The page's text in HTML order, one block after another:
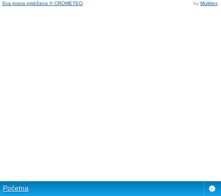
Sva prava pridržana © CROMETEO by Multitex
Početna